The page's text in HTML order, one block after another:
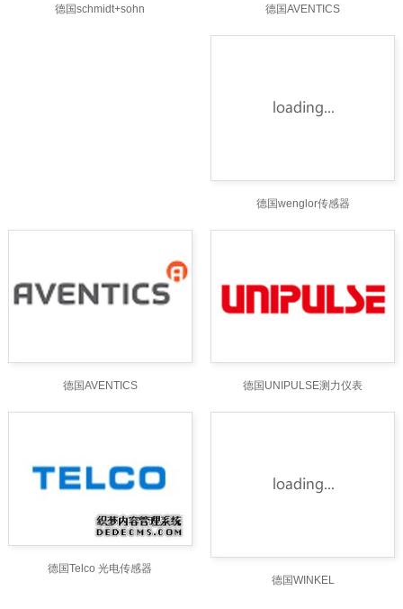
德国schmidt+sohn 德国AVENTICS
德国wenglor传感器
德国AVENTICS 德国UNIPULSE测力仪表
德国Telco 光电传感器
德国WINKEL